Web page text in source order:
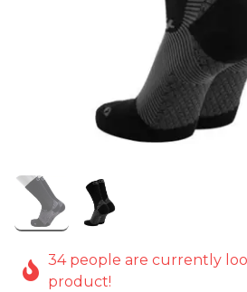
34 people are currently
product!